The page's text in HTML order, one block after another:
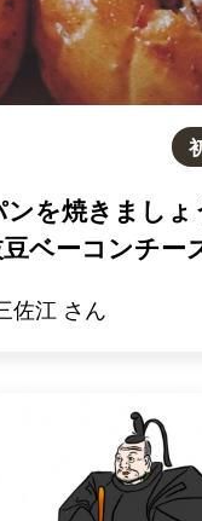
ンを焼きましょ
豆ベーコンチー
佐江 さん